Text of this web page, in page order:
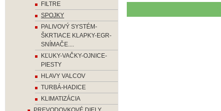
FILTRE
SPOJKY
PALIVOVÝ SYSTÉM-
ŠKRTIACE KLAPKY-EGR-
SNÍMAČE....
KĽUKY-VAČKY-OJNICE-
PIESTY
HLAVY VALCOV
TURBÁ-HADICE
KLIMATIZÁCIA